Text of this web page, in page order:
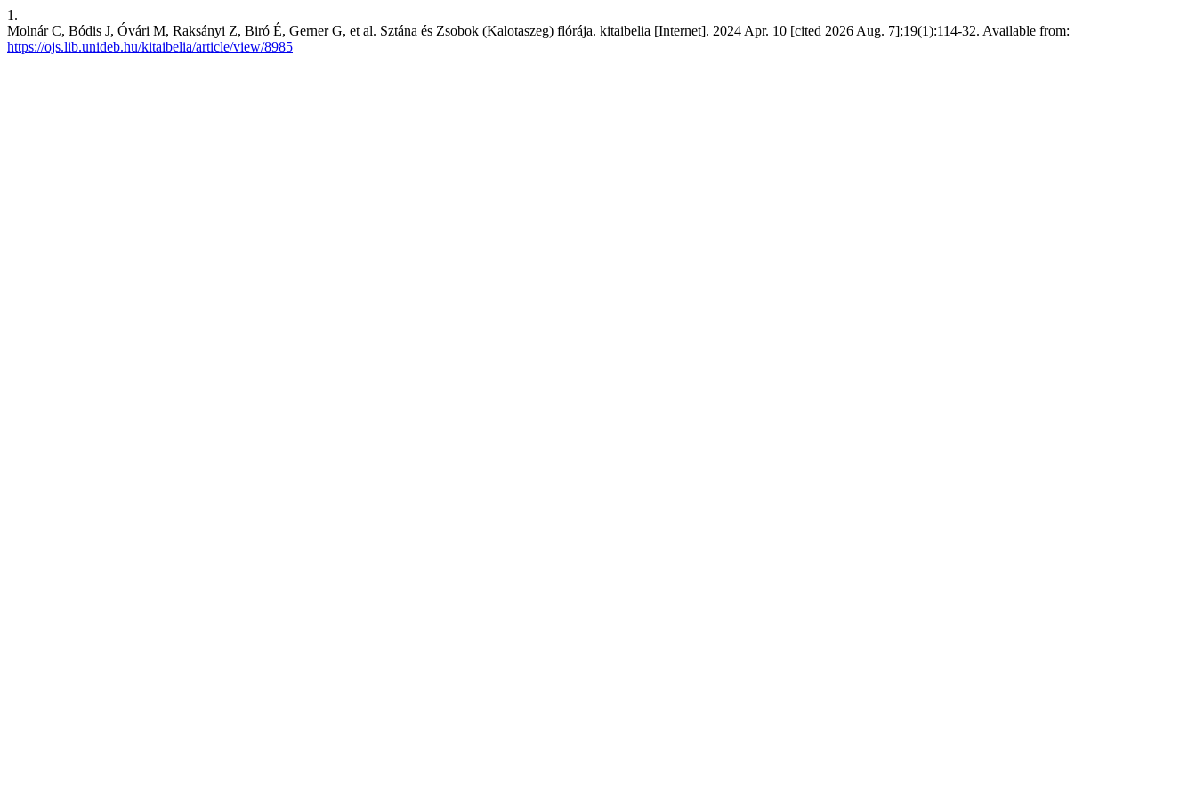
1.
Molnár C, Bódis J, Óvári M, Raksányi Z, Biró É, Gerner G, et al. Sztána és Zsobok (Kalotaszeg) flórája. kitaibelia [Internet]. 2024 Apr. 10 [cited 2026 Aug. 7];19(1):114-32. Available from:
https://ojs.lib.unideb.hu/kitaibelia/article/view/8985